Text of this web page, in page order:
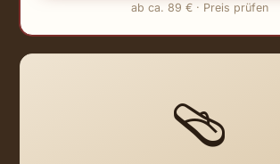
ab ca. 89 € · Preis prüfen
🩴